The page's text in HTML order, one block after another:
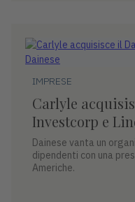
IMPRESE
Carlyle
Investcorp e
Dainese vanta un
dipendenti con una
Americhe.